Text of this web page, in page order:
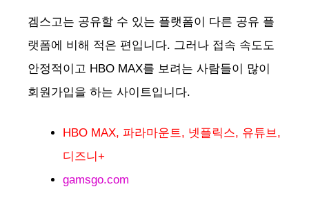
겜스고는 공유할 수 있는 플랫폼이 다른 공유 플
랫폼에 비해 적은 편입니다. 그러나 접속 속도도
안정적이고 HBO MAX를 보려는 사람들이 많이
회원가입을 하는 사이트입니다.
HBO MAX, 파라마운트, 넷플릭스, 유튜브,
디즈니+
gamsgo.com